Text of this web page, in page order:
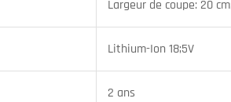
Largeur de coupe: 20
Lithium-Ion 18;5V
2 ans